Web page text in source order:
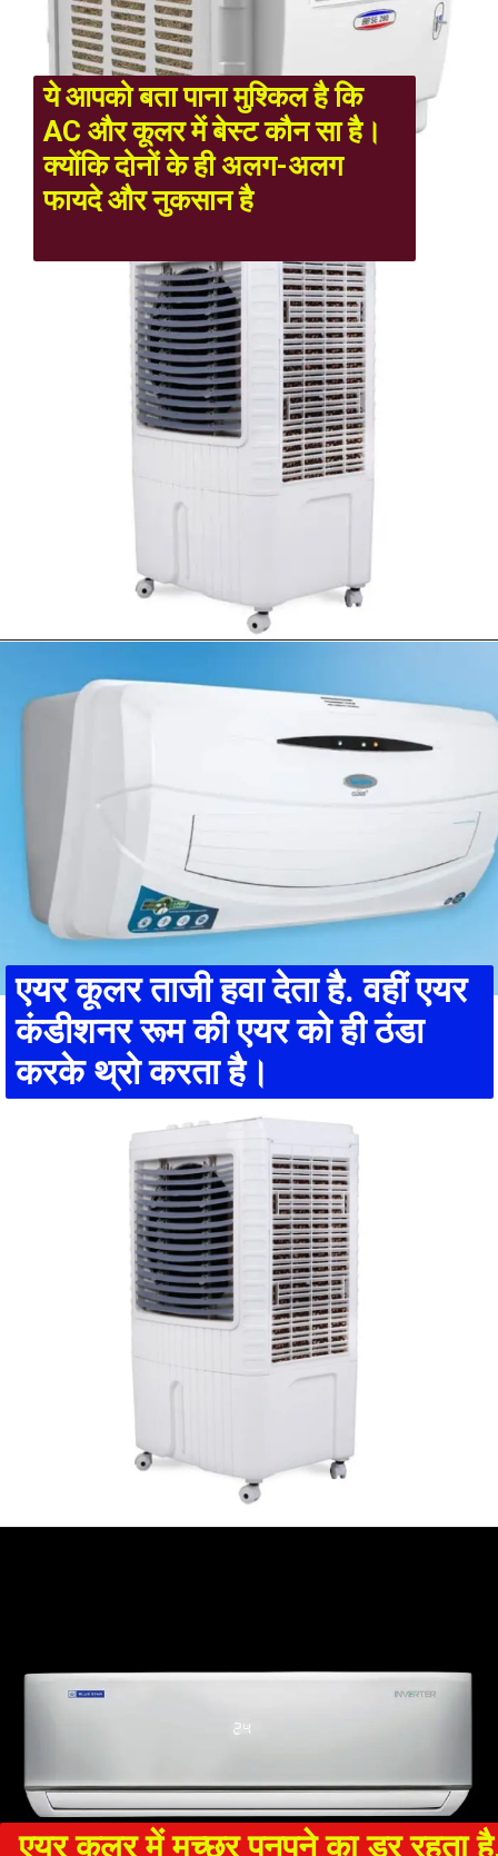
ये आपको बता पाना मुश्किल है कि
AC और कूलर में बेस्ट कौन सा है।
क्योंकि दोनों के ही अलग-अलग
फायदे और नुकसान है
एयर कूलर ताजी हवा देता है. वहीं एयर
कंडीशनर रूम की एयर को ही ठंडा
करके थ्रो करता है।
एयर कूलर में मच्छर पनपने का डर रहता